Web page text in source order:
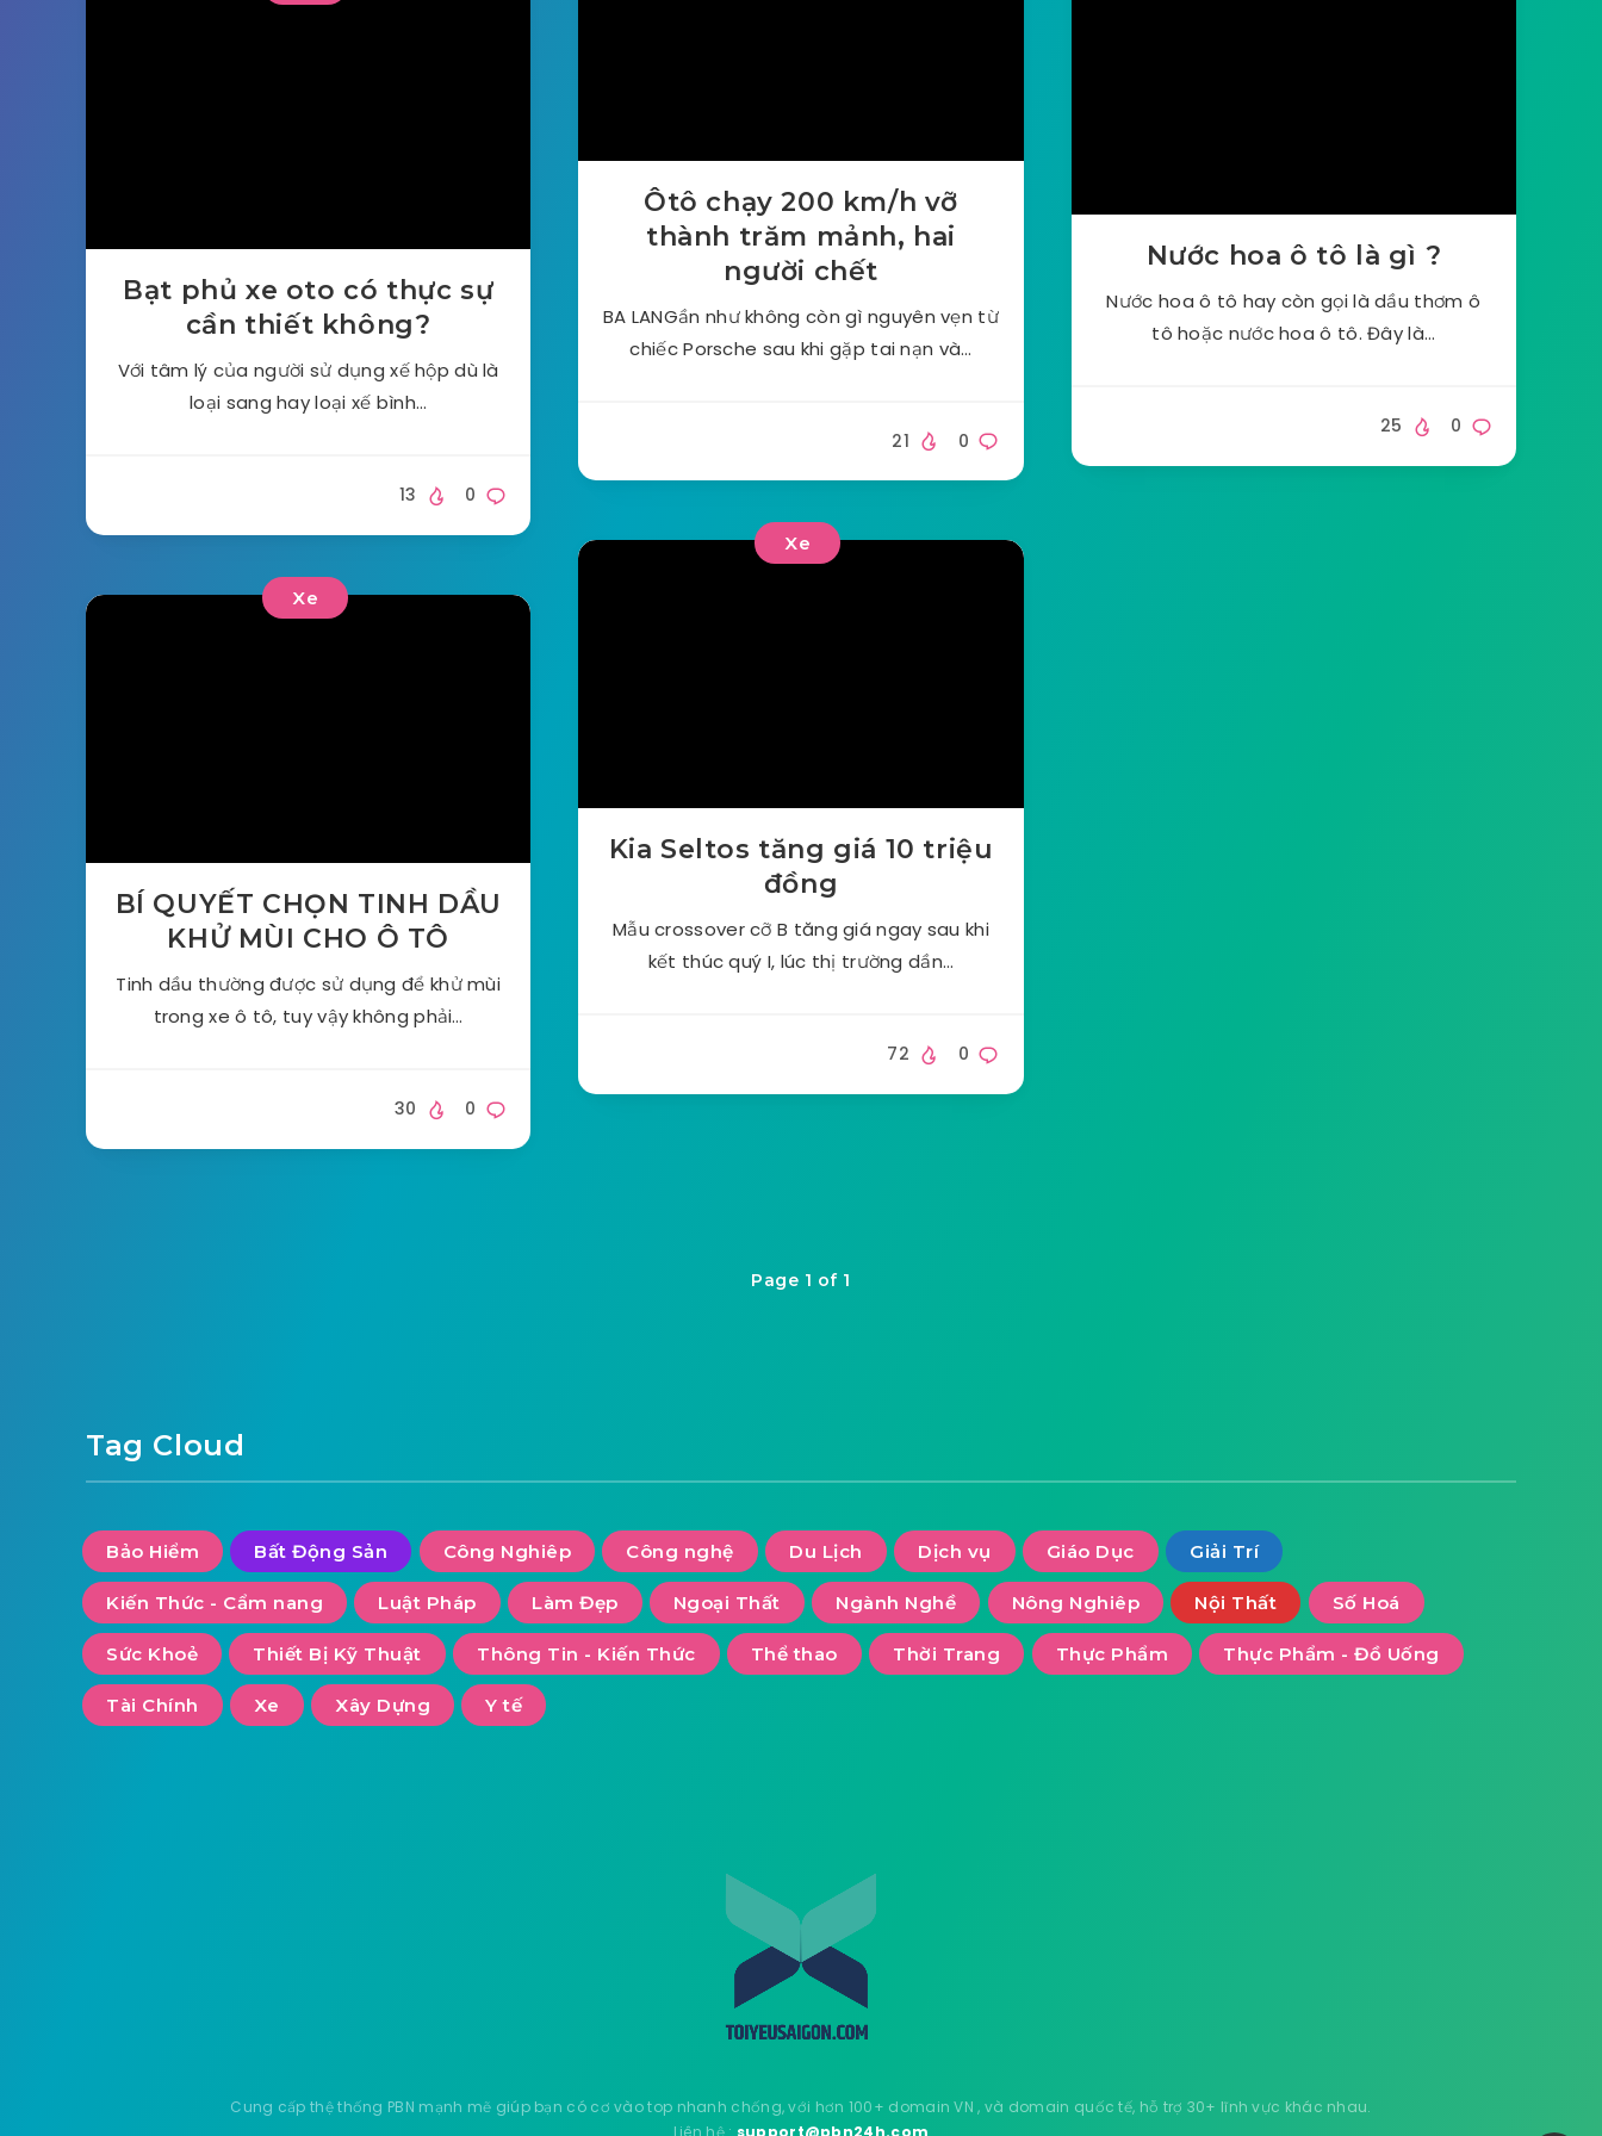
Bạt phủ xe oto có thực sự
cần thiết không?
Với tâm lý của người sử dụng xế hộp dù là
loại sang hay loại xế bình…
0
13
Ôtô chạy 200 km/h vỡ
thành trăm mảnh, hai
người chết
BA LANGần như không còn gì nguyên vẹn từ
chiếc Porsche sau khi gặp tai nạn và…
0
21
Nước hoa ô tô là gì ?
Nước hoa ô tô hay còn gọi là dầu thơm ô
tô hoặc nước hoa ô tô. Đây là…
0
25
Xe
BÍ QUYẾT CHỌN TINH DẦU
KHỬ MÙI CHO Ô TÔ
Tinh dầu thường được sử dụng để khử mùi
trong xe ô tô, tuy vậy không phải…
0
30
Xe
Kia Seltos tăng giá 10 triệu
đồng
Mẫu crossover cỡ B tăng giá ngay sau khi
kết thúc quý I, lúc thị trường dần…
0
72
Page 1 of 1
Tag Cloud
Bảo Hiểm Bất Động Sản Công Nghiêp Công nghệ Du Lịch Dịch vụ Giáo Dục Giải Trí
Kiến Thức - Cẩm nang Luật Pháp Làm Đẹp Ngoại Thất Ngành Nghề Nông Nghiêp Nội Thất Số Hoá
Sức Khoẻ Thiết Bị Kỹ Thuật Thông Tin - Kiến Thức Thể thao Thời Trang Thực Phẩm Thực Phẩm - Đồ Uống
Tài Chính Xe Xây Dựng Y tế
Cung cấp thệ thống PBN mạnh mẽ giúp bạn có cơ vào top nhanh chống, với hơn 100+ domain VN , và domain quốc tế, hỗ trợ 30+ lĩnh vực khác nhau.
Liên hệ : support@pbn24h.com